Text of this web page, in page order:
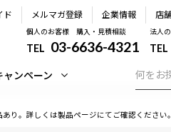
ド メルマガ登録 企業情報 店
個人のお客様 購入・見積相談
TEL 03-6636-4321
法人
TEL
ンペーン
り。詳しくは製品ページにてご確認ください。